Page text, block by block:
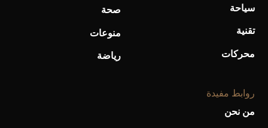
سياحة
تقنية
محركات
صحة
منوعات
رياضة
روابط مفيدة
من نحن